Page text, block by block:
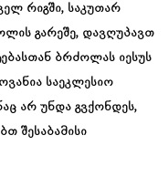
რიგში, საკუთარ
გარეშე, დავღუპავთ
ბრძოლას იესუს
საეკლესიო
არ უნდა გვქონდეს,
შესაბამისი